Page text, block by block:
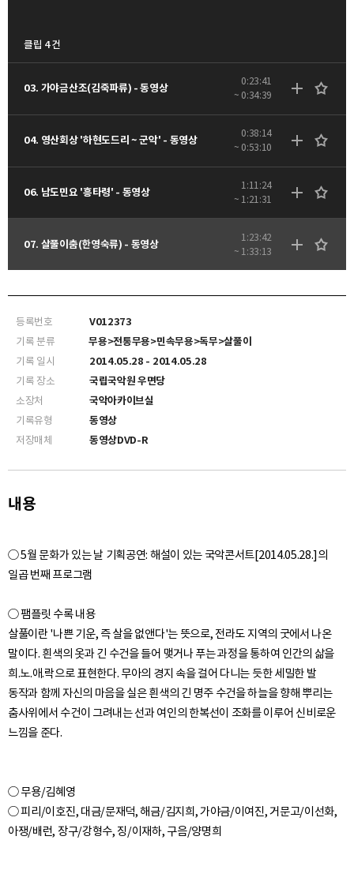
클립 4 건
03. 가야금산조(김죽파류) - 동영상
0:23:41
~ 0:34:39
04. 영산회상 '하현도드리 ~ 군악' - 동영상
0:38:14
~ 0:53:10
06. 남도민요 '흥타령' - 동영상
1:11:24
~ 1:21:31
07. 살풀이춤(한영숙류) - 동영상
1:23:42
~ 1:33:13
등록번호
V012373
기록 분류
무용>전통무용>민속무용>독무>살풀이
기록 일시
2014.05.28 - 2014.05.28
기록 장소
국립국악원 우면당
소장처
국악아카이브실
기록유형
동영상
저장매체
동영상DVD-R
내용
○ 5월 문화가 있는 날 기획공연: 해설이 있는 국악콘서트[2014.05.28.]의
일곱 번째 프로그램
○ 팸플릿 수록 내용
살풀이란 '나쁜 기운, 즉 살을 없앤다'는 뜻으로, 전라도 지역의 굿에서 나온
말이다. 흰색의 옷과 긴 수건을 들어 맺거나 푸는 과정을 통하여 인간의 삶을
희.노.애.락으로 표현한다. 무아의 경지 속을 걸어 다니는 듯한 세밀한 발
동작과 함께 자신의 마음을 실은 흰색의 긴 명주 수건을 하늘을 향해 뿌리는
춤사위에서 수건이 그려내는 선과 여인의 한복선이 조화를 이루어 신비로운
○ 무용/김혜영
○ 피리/이호진, 대금/문재덕, 해금/김지희, 가야금/이여진, 거문고/이선화,
아쟁/배런, 장구/강형수, 징/이재하, 구음/양명희